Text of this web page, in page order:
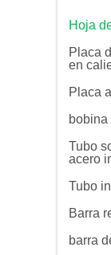
Hoja
Placa
en
Placa
Tubo
acero
Tubo
Barra
barra